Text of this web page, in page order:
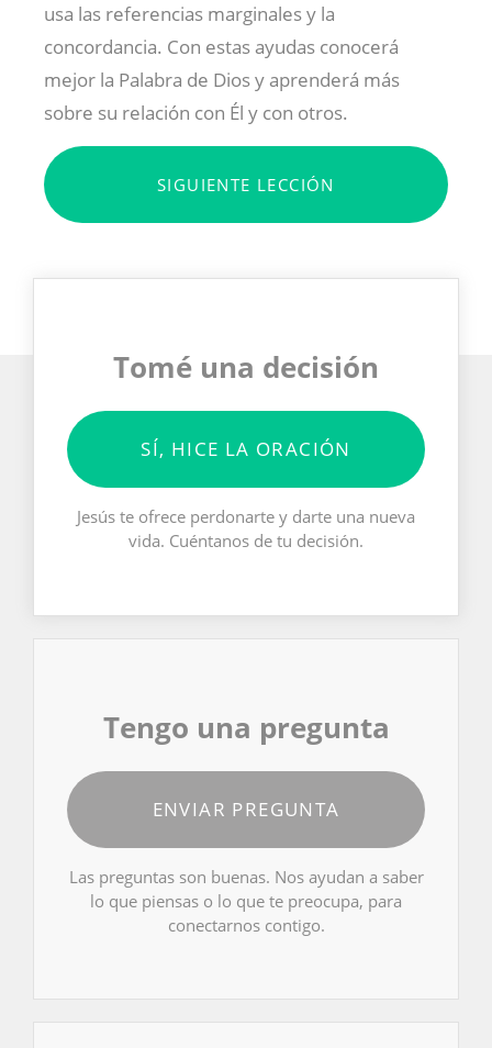
usa las referencias marginales y la
concordancia. Con estas ayudas conocerá
mejor la Palabra de Dios y aprenderá más
sobre su relación con Él y con otros.
SIGUIENTE LECCIÓN
Tomé una decisión
SÍ, HICE LA ORACIÓN
Jesús te ofrece perdonarte y darte una nueva
vida. Cuéntanos de tu decisión.
Tengo una pregunta
ENVIAR PREGUNTA
Las preguntas son buenas. Nos ayudan a saber
lo que piensas o lo que te preocupa, para
conectarnos contigo.